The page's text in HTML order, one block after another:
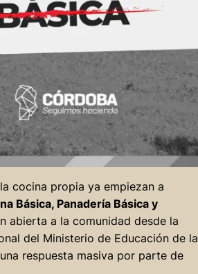
cocina propia ya empiezan a
Básica, Panadería Básica y
abierta a la comunidad desde la
del Ministerio de Educación de la
respuesta masiva por parte de